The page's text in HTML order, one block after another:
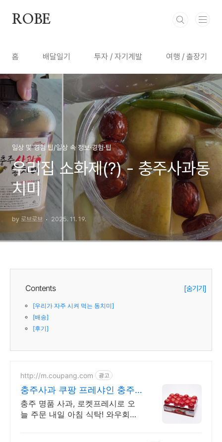
ROBE
홈 배달일기 투자 / 자기계발 여행 / 출장기
일상 및 경험 팁/일상 속 정보·경험·팁
우리집 소화제(?) - 충주사과동
치미
by 로브로브 2025. 11. 19.
Contents [숨기기]
[우리가 자주 시켜 먹는 동치미]
[배송]
[후기]
http://m.coupang.com 광고
충주사과 쿠팡 프레샤인 충주
사과
충주 명품 사과, 로켓프레시로 오
늘 주문 내일 아침 식탁! 와우회원